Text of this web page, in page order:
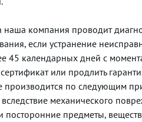
MAC-адреса,
портам на основе IEEE 802.1x
DoS-атак
наша компания проводит
если устранение
45 календарных дней с
или продлить
производится по следующим
механического
посторонние предметы,